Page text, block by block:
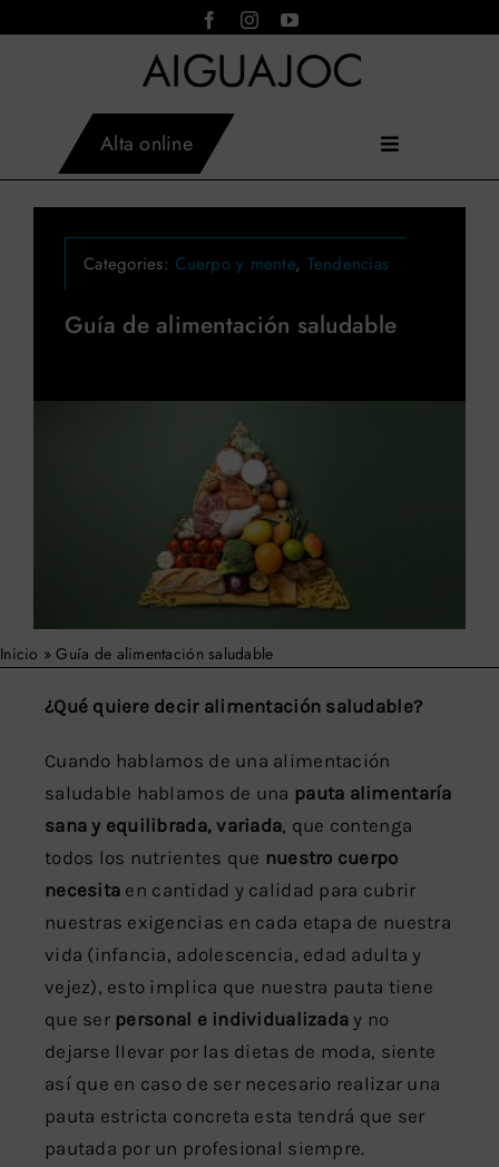
Alta online
Toggle
Navigation
Inicio
Actividades
Servicios
Tarifas
Reservar actividades
Categories:Cuerpo y mente, Tendencias
Guía de alimentación saludable
Inicio »Guía de alimentación saludable
¿Qué quiere decir alimentación saludable?
Cuando hablamos de una alimentación
saludable hablamos de una pauta alimentaría
sana y equilibrada, variada, que contenga
todos los nutrientes que nuestro cuerpo
necesita en cantidad y calidad para cubrir
nuestras exigencias en cada etapa de nuestra
vida (infancia, adolescencia, edad adulta y
vejez), esto implica que nuestra pauta tiene
que ser personal e individualizada y no
dejarse llevar por las dietas de moda, siente
así que en caso de ser necesario realizar una
pauta estricta concreta esta tendrá que ser
pautada por un profesional siempre.
AIGUAJOC